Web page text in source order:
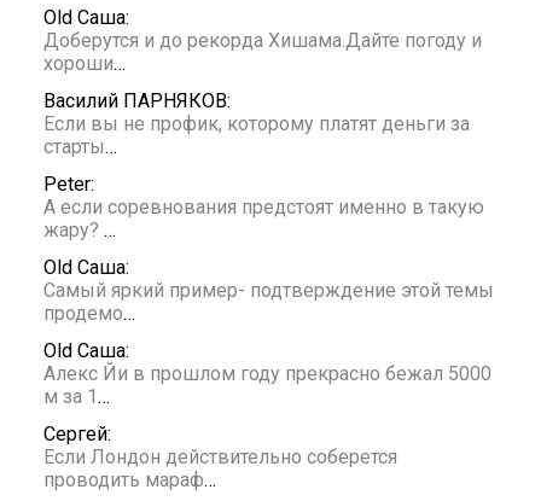
Old Саша:
Доберутся и до рекорда Хишама.Дайте погоду и
хороши…
Василий ПАРНЯКОВ:
Если вы не профик, которому платят деньги за
старты…
Peter:
А если соревнования предстоят именно в такую
жару? …
Old Саша:
Самый яркий пример- подтверждение этой темы
продемо…
Old Саша:
Алекс Йи в прошлом году прекрасно бежал 5000
м за 1 …
Сергей:
Если Лондон действительно соберется
проводить мараф…